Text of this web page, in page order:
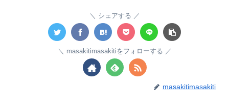
シェアする
masakitimasakitiをフォローする
masakitimasakiti